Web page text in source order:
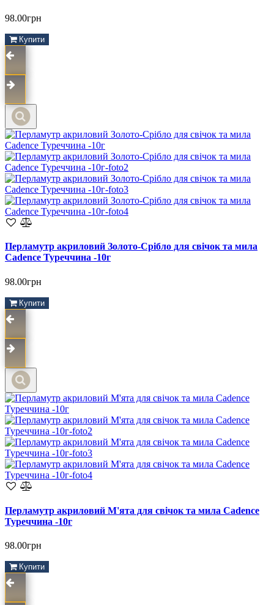
98.00грн
Купити
Перламутр акриловий Золото-Срібло для свічок та мила
Cadence Туреччина -10г
98.00грн
Купити
Перламутр акриловий М'ята для свічок та мила Cadence
Туреччина -10г
98.00грн
Купити